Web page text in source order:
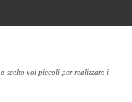
scelto voi piccoli per realizzare i